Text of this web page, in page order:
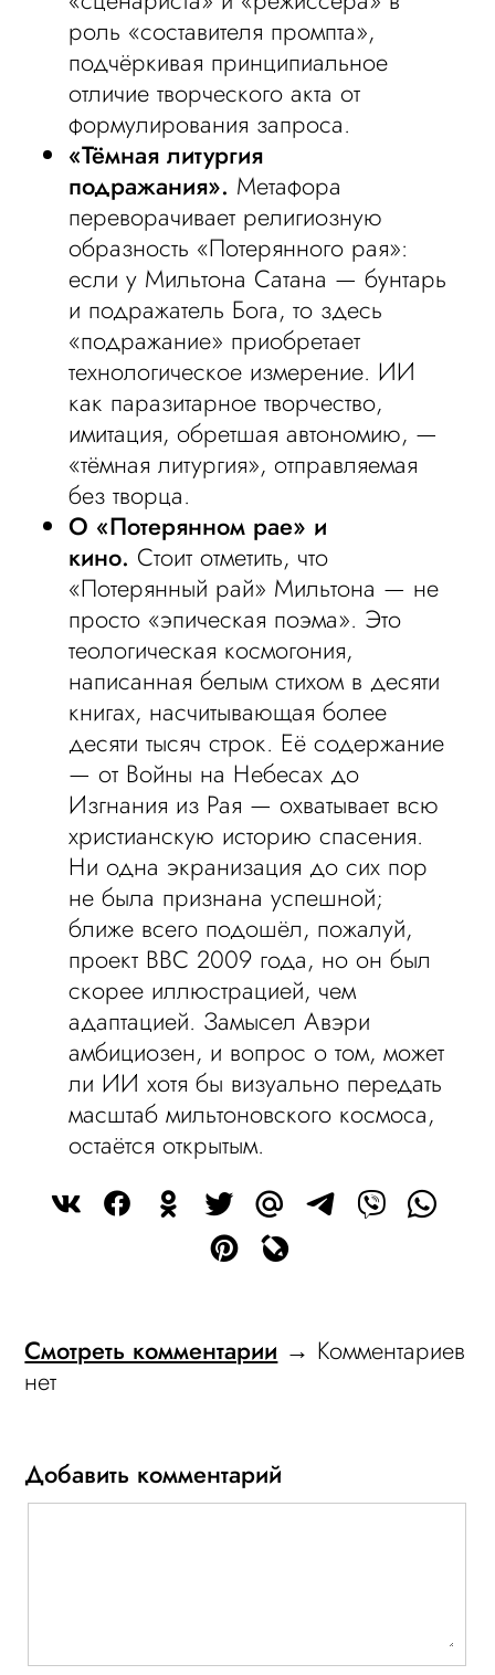
роль «составителя промпта»,
подчёркивая принципиальное
отличие творческого акта от
формулирования запроса.
«Тёмная литургия
подражания». Метафора
переворачивает религиозную
образность «Потерянного рая»:
если у Мильтона Сатана — бунтарь
и подражатель Бога, то здесь
«подражание» приобретает
технологическое измерение. ИИ
как паразитарное творчество,
имитация, обретшая автономию, —
«тёмная литургия», отправляемая
без творца.
О «Потерянном рае» и
кино. Стоит отметить, что
«Потерянный рай» Мильтона — не
просто «эпическая поэма». Это
теологическая космогония,
написанная белым стихом в десяти
книгах, насчитывающая более
десяти тысяч строк. Её содержание
— от Войны на Небесах до
Изгнания из Рая — охватывает всю
христианскую историю спасения.
Ни одна экранизация до сих пор
не была признана успешной;
ближе всего подошёл, пожалуй,
проект BBC 2009 года, но он был
скорее иллюстрацией, чем
адаптацией. Замысел Авэри
амбициозен, и вопрос о том, может
ли ИИ хотя бы визуально передать
масштаб мильтоновского космоса,
остаётся открытым.
Смотреть комментарии → Комментариев
нет
Добавить комментарий